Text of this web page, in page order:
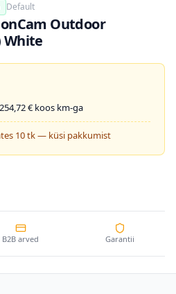
Default
Outdoor
White
254,72€ koos km-ga
10 tk — küsi pakkumist
B2B arved Garantii